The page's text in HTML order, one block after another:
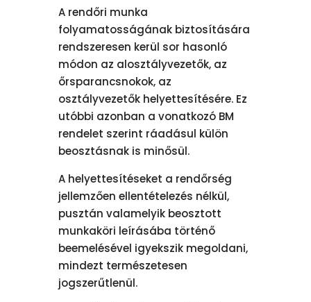
A rendőri munka
folyamatosságának biztosítására
rendszeresen kerül sor hasonló
módon az alosztályvezetők, az
őrsparancsnokok, az
osztályvezetők helyettesítésére. Ez
utóbbi azonban a vonatkozó BM
rendelet szerint ráadásul külön
beosztásnak is minősül.
A helyettesítéseket a rendőrség
jellemzően ellentételezés nélkül,
pusztán valamelyik beosztott
munkaköri leírásába történő
beemelésével igyekszik megoldani,
mindezt természetesen
jogszerűtlenül.